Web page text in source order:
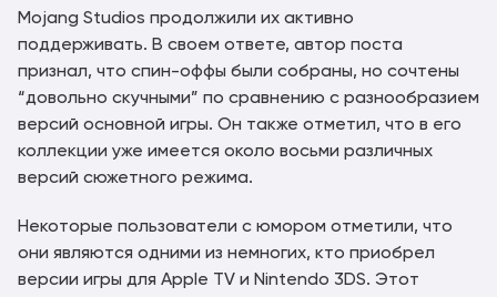
Mojang Studios продолжили их активно
поддерживать. В своем ответе, автор поста
признал, что спин-оффы были собраны, но сочтены
“довольно скучными” по сравнению с разнообразием
версий основной игры. Он также отметил, что в его
коллекции уже имеется около восьми различных
версий сюжетного режима.
Некоторые пользователи с юмором отметили, что
они являются одними из немногих, кто приобрел
версии игры для Apple TV и Nintendo 3DS. Этот